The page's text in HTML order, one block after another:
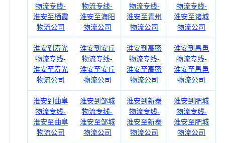
物流专线-
淮安至栖霞
物流公司
物流专线-
淮安至海阳
物流公司
物流专线-
淮安至青州
物流公司
物流专线-
淮安至诸城
物流公司
淮安到寿光
物流专线-
淮安至寿光
物流公司
淮安到安丘
物流专线-
淮安至安丘
物流公司
淮安到高密
物流专线-
淮安至高密
物流公司
淮安到昌邑
物流专线-
淮安至昌邑
物流公司
淮安到曲阜
物流专线-
淮安至曲阜
物流公司
淮安到邹城
物流专线-
淮安至邹城
物流公司
淮安到新泰
物流专线-
淮安至新泰
物流公司
淮安到肥城
物流专线-
淮安至肥城
物流公司